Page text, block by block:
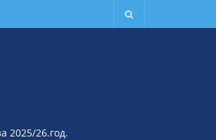
2025/26.год.